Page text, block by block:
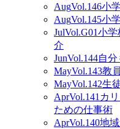
AugVol.146小
AugVol.145小
JulVol.G01小学
介
JunVol.144自分
MayVol.143教
MayVol.142生
AprVol.141 カ
ための仕事術
AprVol.140地